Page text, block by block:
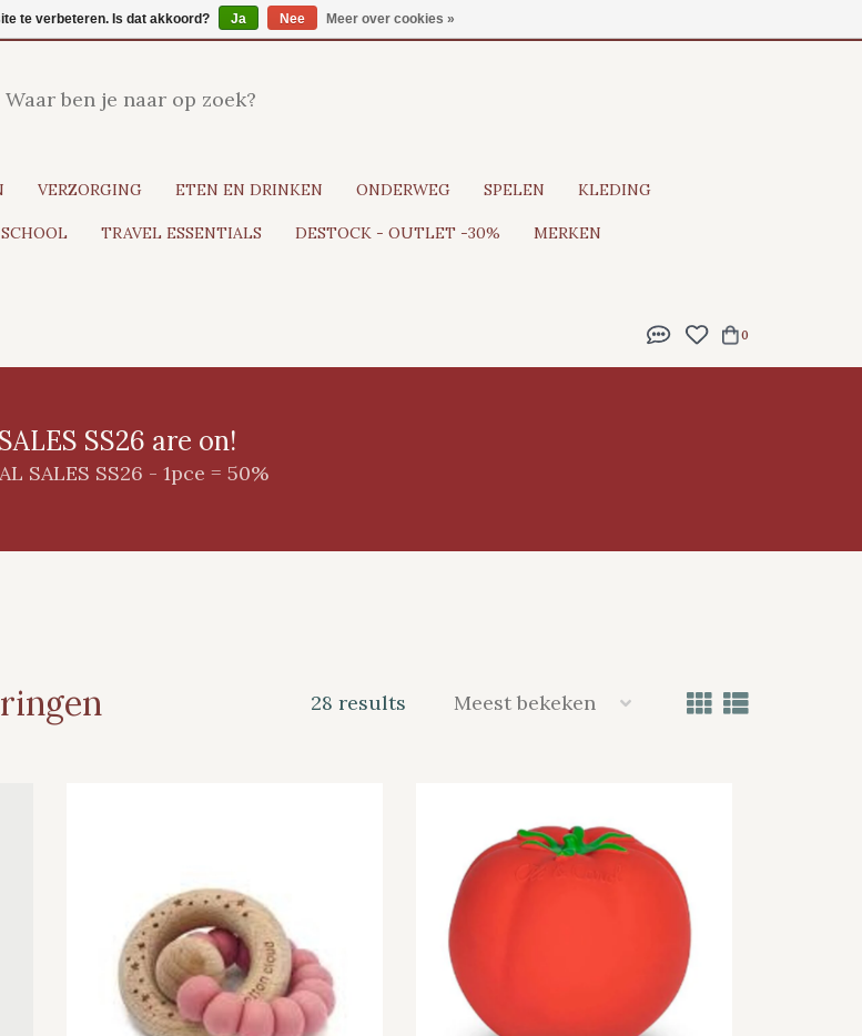
VERZORGING ETEN EN DRINKEN ONDERWEG SPELEN KLEDING
TRAVEL ESSENTIALS DESTOCK - OUTLET -30% MERKEN
0
SALES SS26 are on!
SALES SS26 - 1pce = 50%
28 results
te verbeteren. Is dat akkoord? Ja Nee Meer over cookies »